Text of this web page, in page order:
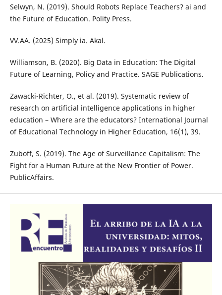
Selwyn, N. (2019). Should Robots Replace Teachers? ai and
the Future of Education. Polity Press.
VV.AA. (2025) Simply ia. Akal.
Williamson, B. (2020). Big Data in Education: The Digital
Future of Learning, Policy and Practice. SAGE Publications.
Zawacki-Richter, O., et al. (2019). Systematic review of
research on artificial intelligence applications in higher
education – Where are the educators? International Journal
of Educational Technology in Higher Education, 16(1), 39.
Zuboff, S. (2019). The Age of Surveillance Capitalism: The
Fight for a Human Future at the New Frontier of Power.
PublicAffairs.